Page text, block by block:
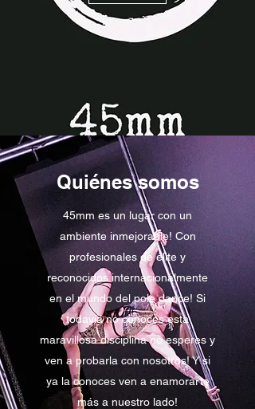
Quiénes somos
45mm es un lugar con un
ambiente inmejorable! Con
profesionales de élite y
reconocidos internacionalmente
en el mundo del pole dance! Si
todavía no conoces esta
maravillosa disciplina no esperes y
ven a probarla con nosotros! Y si
ya la conoces ven a enamorarte
más a nuestro lado!